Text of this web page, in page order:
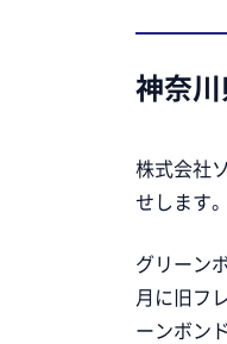
神奈川
株式会社
せします。
グリーン
月に旧フ
ーンボン